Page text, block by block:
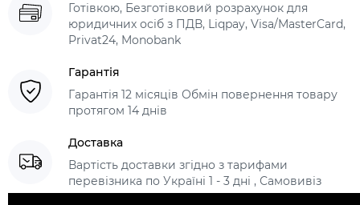
Готівкою, Безготівковий розрахунок для
юридичних осіб з ПДВ, Liqpay, Visa/MasterCard,
Privat24, Monobank
Гарантія
Гарантія 12 місяців Обмін повернення товару
протягом 14 днів
Доставка
Вартість доставки згідно з тарифами
перевізника по Україні 1 - 3 дні , Самовивіз